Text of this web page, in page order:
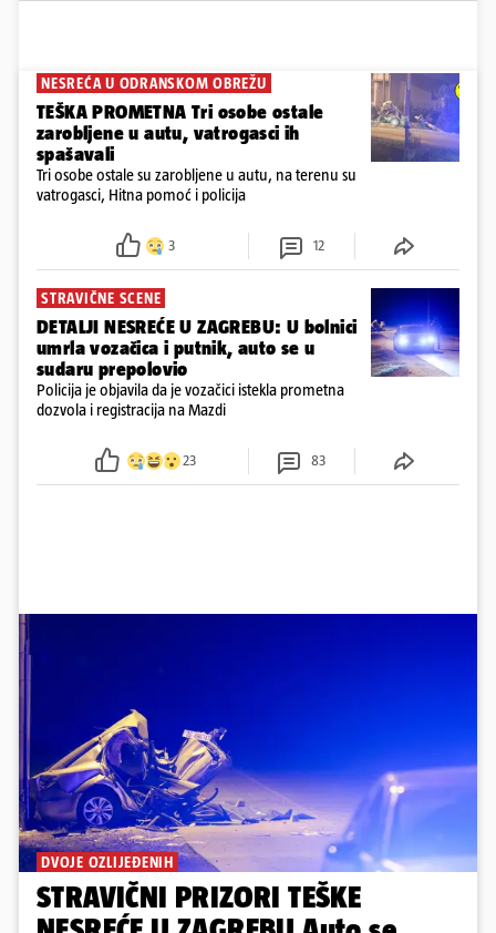
NESREĆA U ODRANSKOM OBREŽU
TEŠKA PROMETNA Tri osobe ostale
zarobljene u autu, vatrogasci ih
spašavali
Tri osobe ostale su zarobljene u autu, na terenu su
vatrogasci, Hitna pomoć i policija
3 12
STRAVIČNE SCENE
DETALJI NESREĆE U ZAGREBU: U bolnici
umrla vozačica i putnik, auto se u
sudaru prepolovio
Policija je objavila da je vozačici istekla prometna
dozvola i registracija na Mazdi
23 83
DVOJE OZLIJEĐENIH
STRAVIČNI PRIZORI TEŠKE